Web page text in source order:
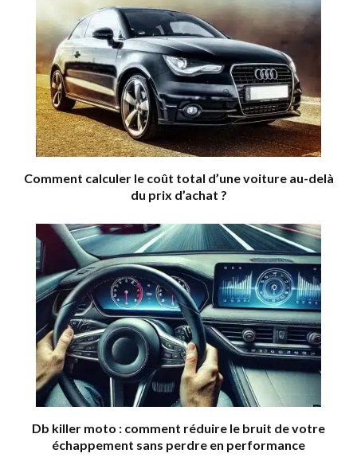
Comment calculer le coût total d’une voiture au-delà
du prix d’achat ?
Db killer moto : comment réduire le bruit de votre
échappement sans perdre en performance